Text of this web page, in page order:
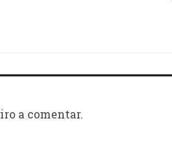
a comentar.